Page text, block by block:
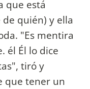
que está
quién) y ella
"Es mentira
él Él lo dice
tiró y
que tener un